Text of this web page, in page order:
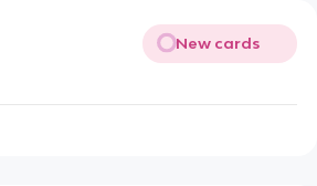
New cards